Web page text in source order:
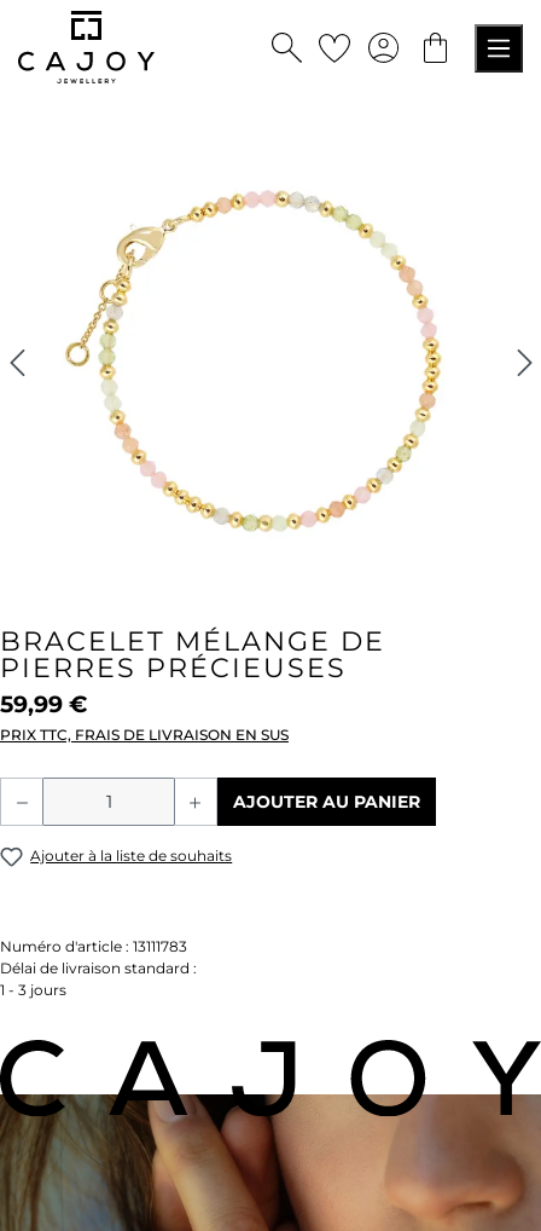
principal
BRACELET MÉLANGE DE
PIERRES PRÉCIEUSES
59,99 €
PRIX TTC, FRAIS DE LIVRAISON EN SUS
Quantité de produit : Entrez la
AJOUTER AU PANIER
Ajouter à la liste de souhaits
Numéro d'article : 13111783
Délai de livraison standard :
1 - 3 jours